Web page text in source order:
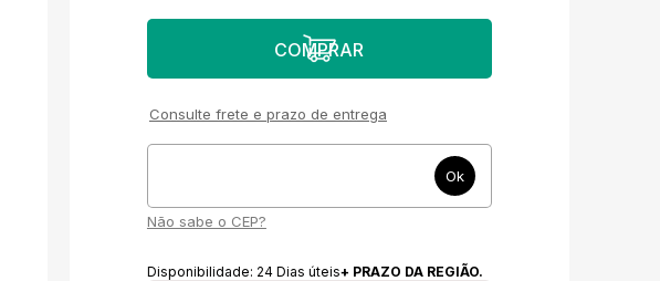
Consulte frete e prazo de entrega
Não sabe o CEP?
Disponibilidade: 24 Dias úteis+ PRAZO DA REGIÃO.